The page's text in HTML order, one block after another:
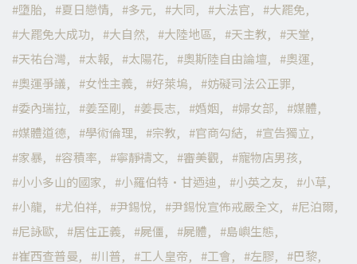
墮胎
夏日戀情 多元 大同 大法官
大罷免
大罷免大成功
大自然 大陸地區 天主教
天堂
天祐台灣
太報 太陽花 奧斯陸自由論壇
奧運
奧運爭議
女性主義 好萊塢
妨礙司法公正罪
委內瑞拉
姜至剛 姜長志 婚姻 婦女部
媒體
媒體道德
學術倫理 宗教 官商勾結
宣告獨立
家暴
容積率 寧靜禱文 審美觀
寵物店男孩
小小多山的國家
小羅伯特·甘迺迪 小英之友
小草
小龍
尤伯祥 尹錫悅 尹錫悅宣佈戒嚴全文
尼泊爾
尼詠歐
居住正義 屍僵 屍體
島嶼生態
崔西查普曼
川普 工人皇帝 工會 左膠
巴黎